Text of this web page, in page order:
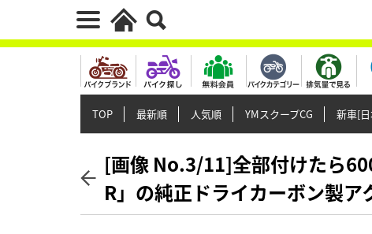
TOP 最新順 人気順 YMスクープCG 新車[
[画像 No.3/11]全部付けたら
R」の純正ドライカーボン製